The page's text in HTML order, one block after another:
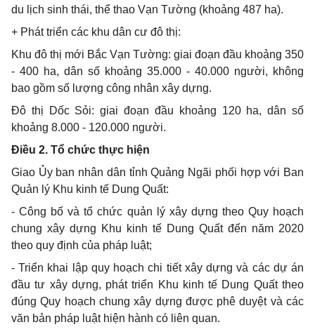
du lịch sinh thái, thể thao Vạn Tường (khoảng 487 ha).
+ Phát triển các khu dân cư đô thị:
Khu đô thị mới Bắc Vạn Tường: giai đoạn đầu khoảng 350
- 400 ha, dân số khoảng 35.000 - 40.000 người, không
bao gồm số lượng công nhân xây dựng.
Đô thị Dốc Sỏi: giai đoạn đầu khoảng 120 ha, dân số
khoảng 8.000 - 120.000 người.
Điều 2. Tổ chức thực hiện
Giao Ủy ban nhân dân tỉnh Quảng Ngãi phối hợp với Ban
Quản lý Khu kinh tế Dung Quất:
- Công bố và tổ chức quản lý xây dựng theo Quy hoạch
chung xây dựng Khu kinh tế Dung Quất đến năm 2020
theo quy định của pháp luật;
- Triển khai lập quy hoạch chi tiết xây dựng và các dự án
đầu tư xây dựng, phát triển Khu kinh tế Dung Quất theo
đúng Quy hoạch chung xây dựng được phê duyệt và các
văn bản pháp luật hiện hành có liên quan.